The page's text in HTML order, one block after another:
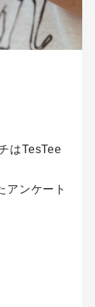
はTesTee
アンケート